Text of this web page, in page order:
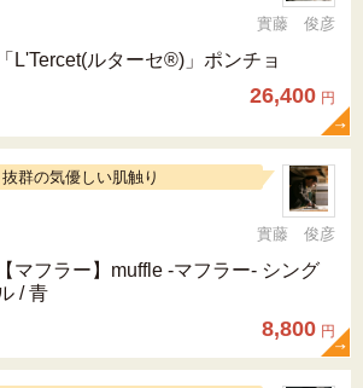
實藤 俊彦
「L'Tercet(ルターセ®)」ポンチョ
26,400 円
抜群の気優しい肌触り
實藤 俊彦
【マフラー】muffle -マフラー- シング
/ 青
8,800 円